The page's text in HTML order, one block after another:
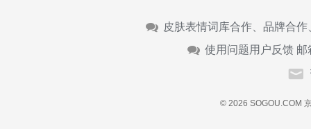
皮肤表情词库合作、品牌合
使用问题用户反馈 邮
© 2026 SOGOU.COM